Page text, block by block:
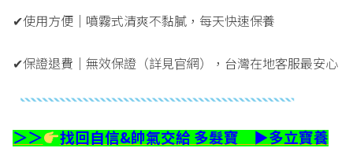
✔使用方便｜噴霧式清爽不黏膩，每天快速保養
✔保證退費｜無效保證（詳見官網），台灣在地客服最安心
＞＞ 找回自信&帥氣交給 多髮寶 ▶多立寶養